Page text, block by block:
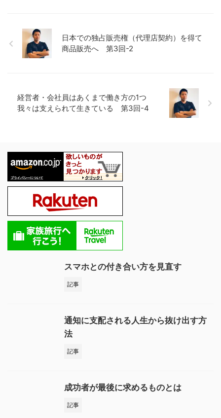
日本での独占販売権（代理店契約）を得て
商品販売へ 第3回-2
経営者・会社員はあくまで働き方の1つ
我々は支えられて生きている 第3回-4
スマホとの付き合い方を見直す
記事
通知に支配される人生から抜け出す方
法
記事
成功者が最後に求めるものとは
記事